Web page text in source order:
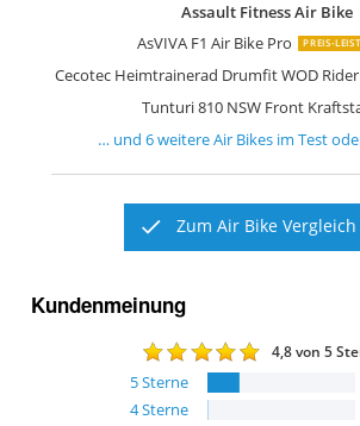
Assault Fitness Air Bike
AsVIVA F1 Air Bike Pro
PREIS-
Tunturi 810 NSW Front
… und 6weitereAir Bikesim Test
Zum Air Bike Vergleich
Kundenmeinung
4,8von 5
5Sterne
4Sterne